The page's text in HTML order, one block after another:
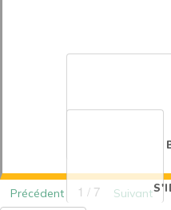
Précédent 1 / 7
Suivant